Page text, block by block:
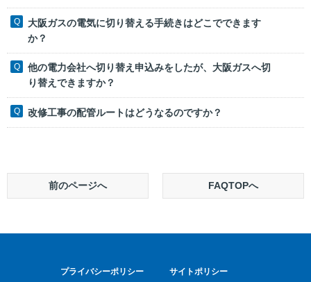
大阪ガスの電気に切り替える手続きはどこでできます
か？
他の電力会社へ切り替え申込みをしたが、大阪ガスへ切
り替えできますか？
改修工事の配管ルートはどうなるのですか？
前のページへ FAQTOPへ
プライバシーポリシー サイトポリシー